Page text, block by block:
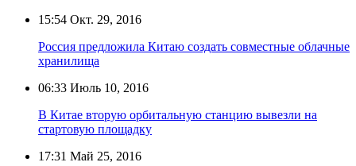
15:54 Окт. 29, 2016
Россия предложила Китаю создать совместные облачные
хранилища
06:33 Июль 10, 2016
В Китае вторую орбитальную станцию вывезли на
стартовую площадку
17:31 Май 25, 2016